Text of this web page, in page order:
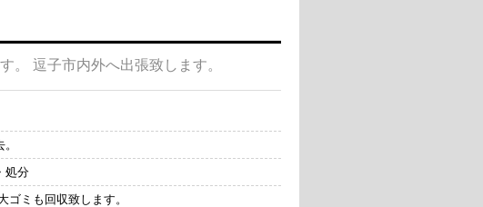
。 逗子市内外へ出張致します。
処分
ミも回収致します。